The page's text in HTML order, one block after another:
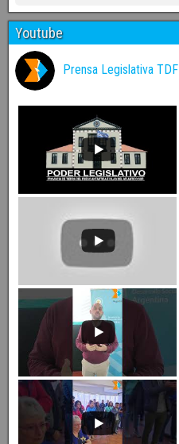
Youtube
Prensa Legislativa TDF